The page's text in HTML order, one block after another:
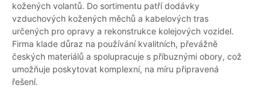
kožených volantů. Do sortimentu patří dodávky
vzduchových kožených měchů a kabelových tras
určených pro opravy a rekonstrukce kolejových vozidel.
Firma klade důraz na používání kvalitních, převážně
českých materiálů a spolupracuje s příbuznými obory, což
umožňuje poskytovat komplexní, na míru připravená
řešení.